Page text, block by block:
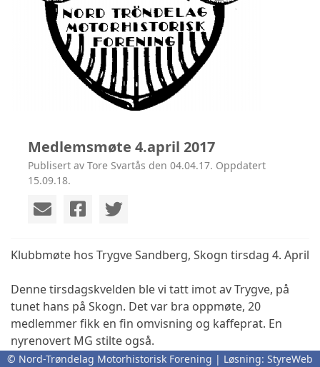
Medlemsmøte 4.april 2017
Publisert av Tore Svartås den 04.04.17. Oppdatert
15.09.18.
Klubbmøte hos Trygve Sandberg, Skogn tirsdag 4. April
Denne tirsdagskvelden ble vi tatt imot av Trygve, på
tunet hans på Skogn. Det var bra oppmøte, 20
medlemmer fikk en fin omvisning og kaffeprat. En
nyrenovert MG stilte også.
© Nord-Trøndelag Motorhistorisk Forening | Løsning: StyreWeb